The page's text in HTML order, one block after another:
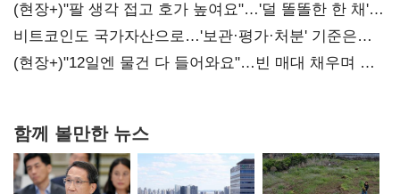
(현장+)"팔 생각 접고 호가 높여요"…'덜 똘똘한 한 채'
20억 키맞추기
비트코인도 국가자산으로…'보관·평가·처분' 기준은
숙제
(현장+)"12일엔 물건 다 들어와요"…빈 매대 채우며 문
함께 볼만한 뉴스